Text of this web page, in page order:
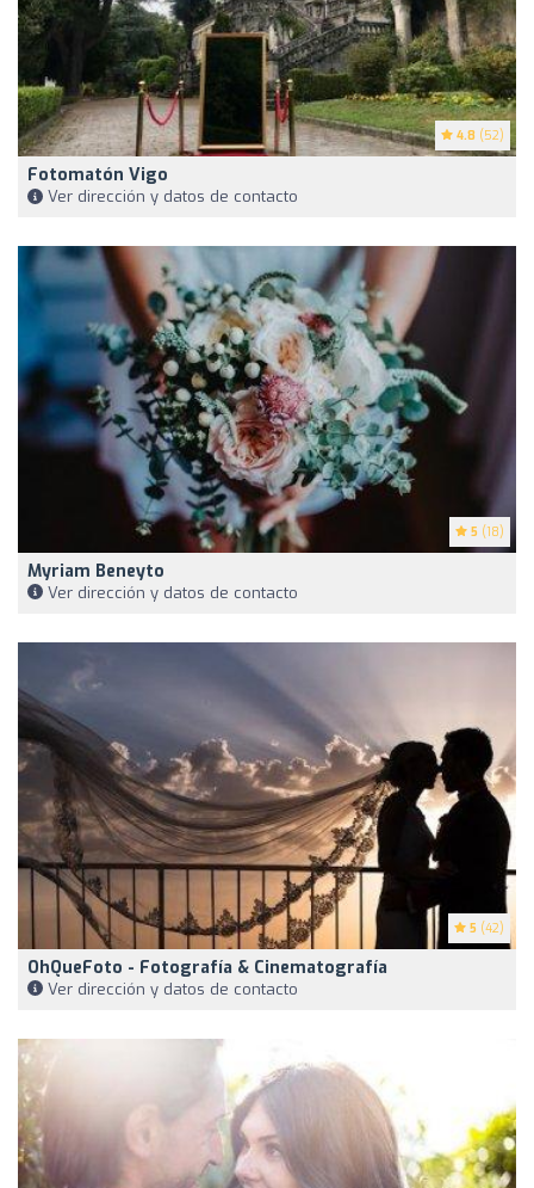
4.8 (52)
Fotomatón Vigo
Ver dirección y datos de contacto
5 (18)
Myriam Beneyto
Ver dirección y datos de contacto
5 (42)
OhQueFoto - Fotografía & Cinematografía
Ver dirección y datos de contacto